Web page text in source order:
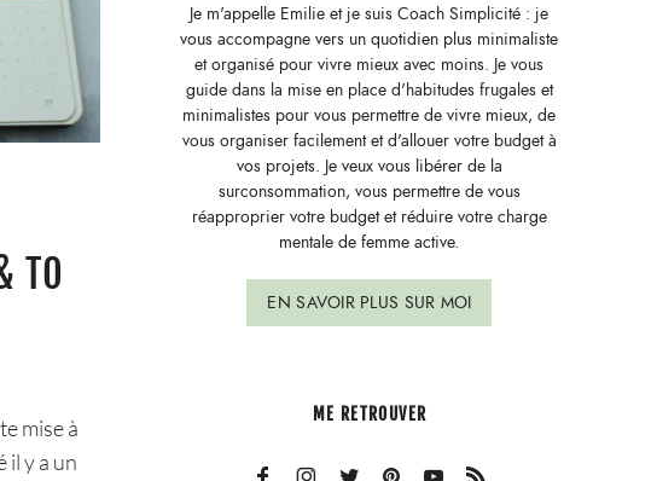
TO
mise à
il y a un
Je m'appelle Emilie et je suis Coach Simplicité : je
vous accompagne vers un quotidien plus minimaliste
et organisé pour vivre mieux avec moins. Je vous
guide dans la mise en place d'habitudes frugales et
minimalistes pour vous permettre de vivre mieux, de
vous organiser facilement et d'allouer votre budget à
vos projets. Je veux vous libérer de la
surconsommation, vous permettre de vous
réapproprier votre budget et réduire votre charge
mentale de femme active.
EN SAVOIR PLUS SUR MOI
ME RETROUVER